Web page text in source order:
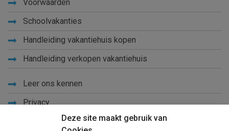
Deze site maakt gebruik van
Voorwaarden
Schoolvakanties
Handleiding vakantiehuis kopen
Handleiding verkopen vakantiehuis
Leer ons kennen
Privacy